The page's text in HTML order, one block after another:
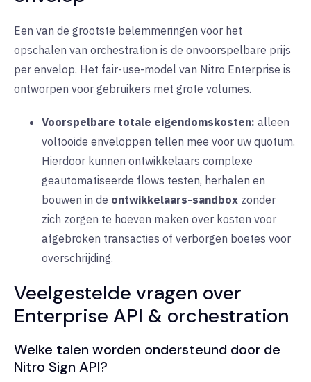
Een van de grootste belemmeringen voor het
opschalen van orchestration is de onvoorspelbare prijs
per envelop. Het fair-use-model van Nitro Enterprise is
ontworpen voor gebruikers met grote volumes.
Voorspelbare totale eigendomskosten: alleen
voltooide enveloppen tellen mee voor uw quotum.
Hierdoor kunnen ontwikkelaars complexe
geautomatiseerde flows testen, herhalen en
bouwen in de ontwikkelaars-sandbox zonder
zich zorgen te hoeven maken over kosten voor
afgebroken transacties of verborgen boetes voor
overschrijding.
Veelgestelde vragen over
Enterprise API & orchestration
Welke talen worden ondersteund door de
Nitro Sign API?